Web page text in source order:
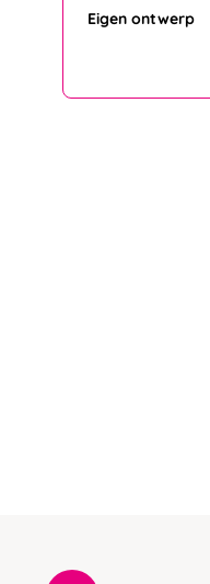
Eigen ontwerp